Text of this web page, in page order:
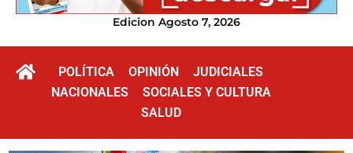
Edicion Agosto 7, 2026
POLÍTICA OPINIÓN
JUDICIALES
NACIONALES
SOCIALES Y CULTURA
SALUD